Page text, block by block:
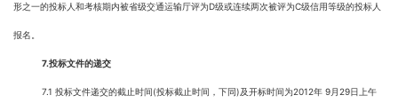
形之一的投标人和考核期内被省级交通运输厅评为D级或连续两次被评为C级信用等级的投标人
报名。
7.投标文件的递交
7.1 投标文件递交的截止时间(投标截止时间，下同)及开标时间为2012年 9月29日上午